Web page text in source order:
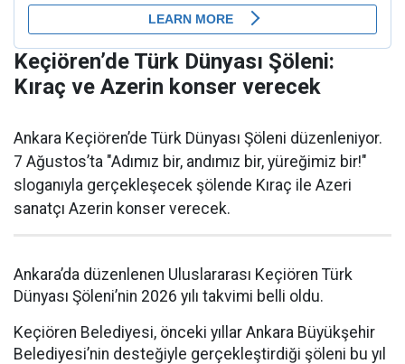
Keçiören’de Türk Dünyası Şöleni:
Kıraç ve Azerin konser verecek
Ankara Keçiören’de Türk Dünyası Şöleni düzenleniyor.
7 Ağustos’ta "Adımız bir, andımız bir, yüreğimiz bir!"
sloganıyla gerçekleşecek şölende Kıraç ile Azeri
sanatçı Azerin konser verecek.
Ankara’da düzenlenen Uluslararası Keçiören Türk
Dünyası Şöleni’nin 2026 yılı takvimi belli oldu.
Keçiören Belediyesi, önceki yıllar Ankara Büyükşehir
Belediyesi’nin desteğiyle gerçekleştirdiği şöleni bu yıl